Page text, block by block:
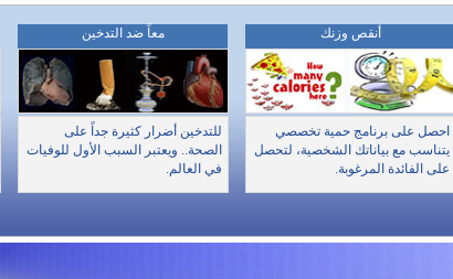
معاً ضد التدخين
للتدخين أضرار كثيرة جداً على
الصحة.. ويعتبر السبب الأول للوفيات
في العالم.
أنقص وزنك
احصل على برنامج حمية تخصصي
يتناسب مع بياناتك الشخصية، لتحصل
على الفائدة المرغوبة.